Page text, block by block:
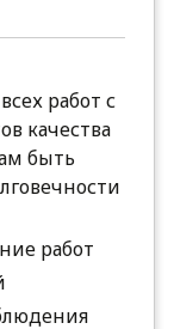
работ с
качества
быть
работ